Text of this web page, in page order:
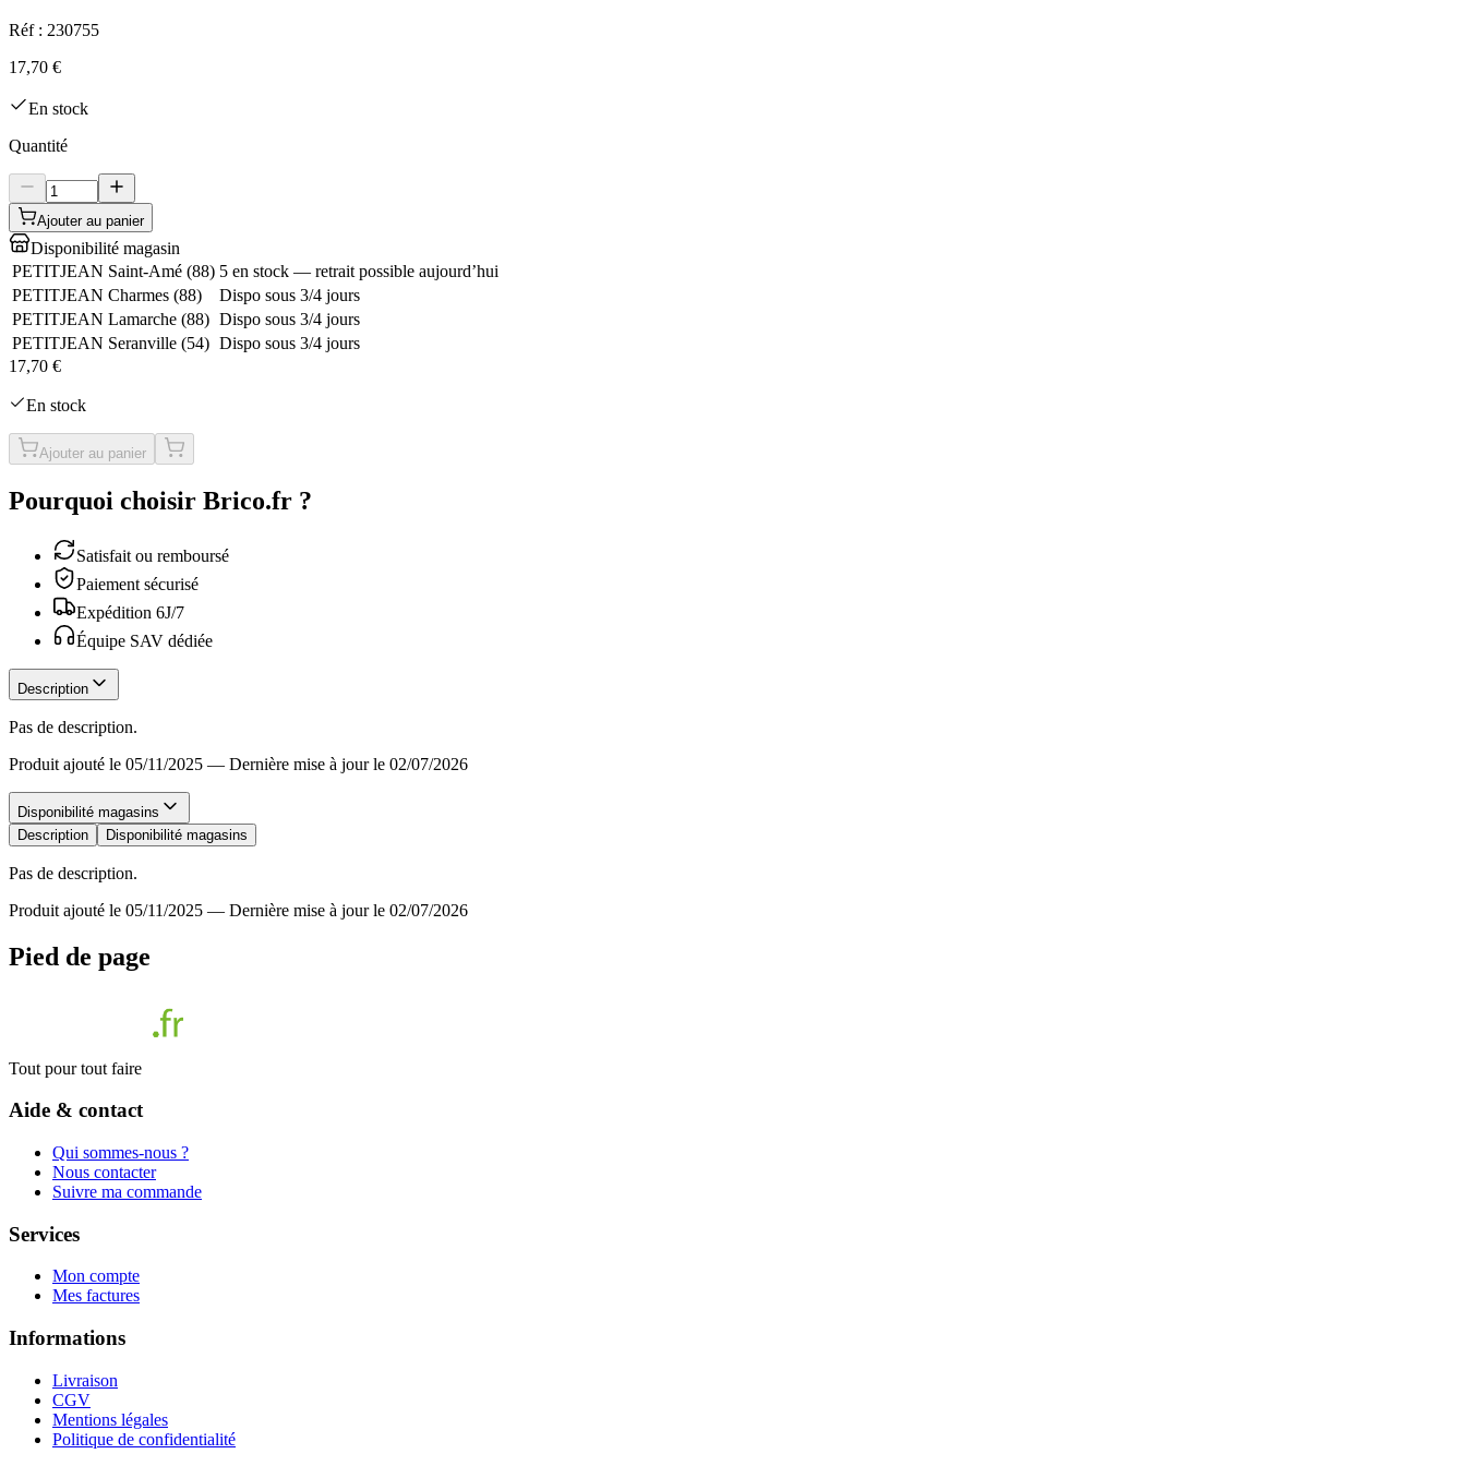
Réf : 230755
17,70 €
En stock
Quantité
Ajouter au panier
Disponibilité magasin
PETITJEAN Saint-Amé (88) 5 en stock — retrait possible aujourd’hui
PETITJEAN Charmes (88)
Dispo sous 3/4 jours
PETITJEAN Lamarche (88) Dispo sous 3/4 jours
PETITJEAN Seranville (54) Dispo sous 3/4 jours
17,70 €
En stock
Ajouter au panier
Pourquoi choisir Brico.fr ?
Satisfait ou remboursé
Paiement sécurisé
Expédition 6J/7
Équipe SAV dédiée
Description
Pas de description.
Produit ajouté le 05/11/2025 — Dernière mise à jour le 02/07/2026
Disponibilité magasins
Description
Disponibilité magasins
Pas de description.
Produit ajouté le 05/11/2025 — Dernière mise à jour le 02/07/2026
Pied de page
Tout pour tout faire
Aide & contact
Qui sommes-nous ?
Nous contacter
Suivre ma commande
Services
Mon compte
Mes factures
Informations
Livraison
CGV
Mentions légales
Politique de confidentialité